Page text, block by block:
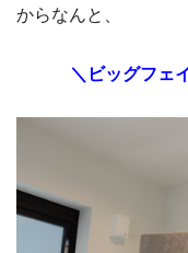
からなんと、
＼ビッグフェ